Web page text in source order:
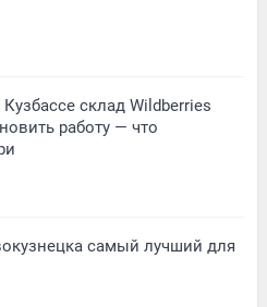
склад Wildberries
работу — что
самый лучший для